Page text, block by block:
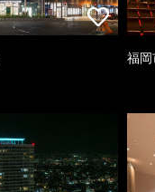
福